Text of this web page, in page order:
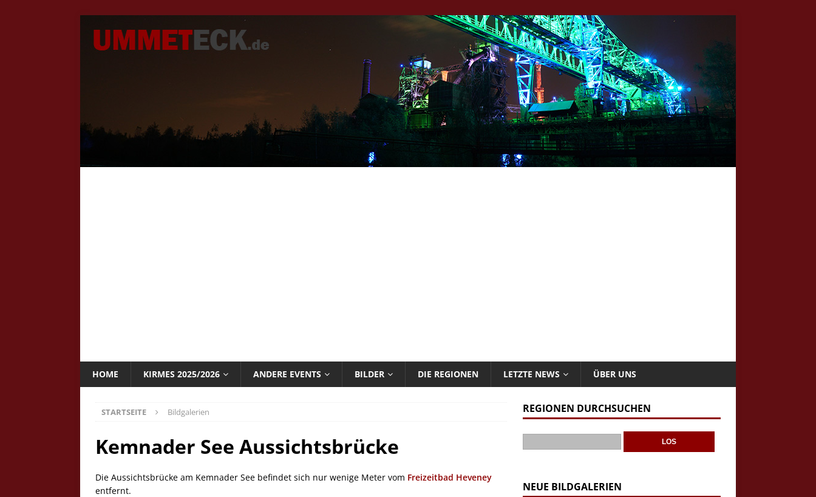
HOME KIRMES 2025/2026 ANDERE EVENTS BILDER DIE REGIONEN LETZTE NEWS ÜBER UNS
STARTSEITE Bildgalerien
Kemnader See Aussichtsbrücke
Die Aussichtsbrücke am Kemnader See befindet sich nur wenige Meter vom Freizeitbad Heveney
entfernt.
REGIONEN DURCHSUCHEN
NEUE BILDGALERIEN